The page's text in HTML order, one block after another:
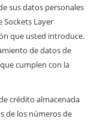
sus datos personales
Layer
que usted introduce.
de datos de
cumplen con la
crédito almacenada
de los números de